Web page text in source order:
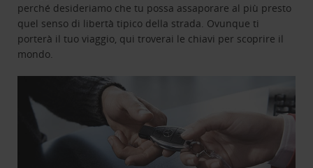
perché desideriamo che tu possa assaporare al più presto
quel senso di libertà tipico della strada. Ovunque ti
porterà il tuo viaggio, qui troverai le chiavi per scoprire il
mondo.